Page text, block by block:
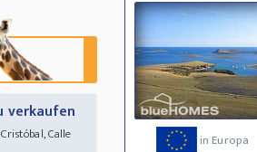
verkaufen
Calle
in Europa